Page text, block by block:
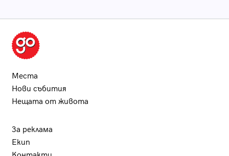
Места
Нови събития
Нещата от живота
За реклама
Екип